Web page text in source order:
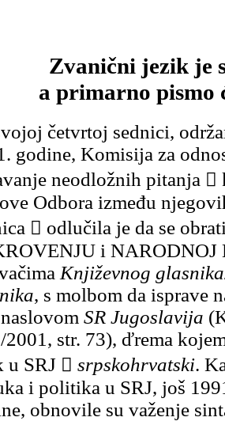
Zvanični jezik je
a primarno pismo
četvrtoj sednici,
godine, Komisija za
neodložnih pitanja 
Odbora između
 odlučila je da se
i NARODNOJ
Književnog glasnika
, s molbom da isprave
SR Jugoslavija
2001, str. 73), ďrema
u SRJ  srpskohrvatski.
i politika u SRJ, još
obnovile su važenje